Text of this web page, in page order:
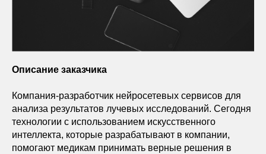
Описание заказчика
Компания-разработчик нейросетевых сервисов для
анализа результатов лучевых исследований. Сегодня
технологии с использованием искусственного
интеллекта, которые разрабатывают в компании,
помогают медикам принимать верные решения в